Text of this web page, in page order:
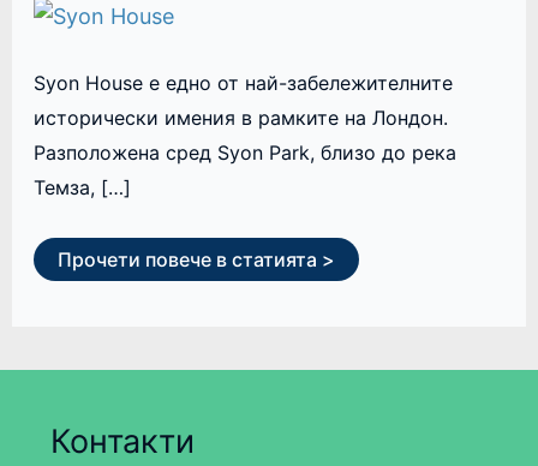
Syon House е едно от най-забележителните
исторически имения в рамките на Лондон.
Разположена сред Syon Park, близо до река
Темза, […]
Прочети повече в статията >
Контакти